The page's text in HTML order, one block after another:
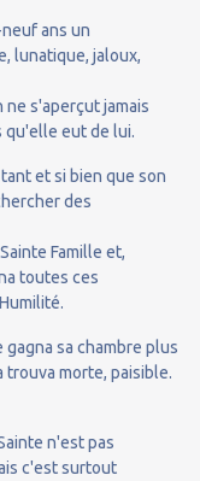
ans un
lunatique, jaloux,
s'aperçut jamais
eut de lui.
et si bien que son
des
Famille et,
toutes ces
sa chambre plus
morte, paisible.
n'est pas
c'est surtout